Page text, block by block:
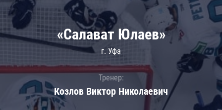
«Салават Юлаев»
г. Уфа
Тренер:
Козлов Виктор Николаевич